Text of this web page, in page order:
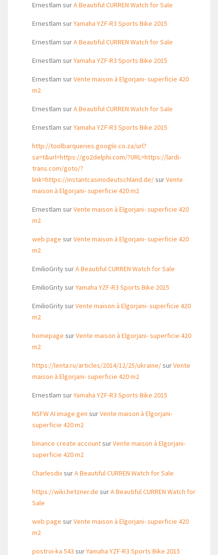
Ernestlam surA Beautiful CURREN Watch for Sale
Ernestlam surYamaha YZF-R3 Sports Bike 2015
Ernestlam surA Beautiful CURREN Watch for Sale
Ernestlam surYamaha YZF-R3 Sports Bike 2015
Ernestlam surVente maison à Elgorjani- superficie 420
m2
Ernestlam surA Beautiful CURREN Watch for Sale
Ernestlam surYamaha YZF-R3 Sports Bike 2015
http://toolbarqueries.google.co.za/url?
sa=t&url=https://go2delphi.com/?URL=https://lardi-
trans.com/goto/?
link=https://instantcasinodeutschland.de/surVente
maison à Elgorjani- superficie 420 m2
Ernestlam surVente maison à Elgorjani- superficie 420
m2
web page surVente maison à Elgorjani- superficie 420
m2
EmilioGritysurA Beautiful CURREN Watch for Sale
EmilioGritysurYamaha YZF-R3 Sports Bike 2015
EmilioGritysurVente maison à Elgorjani- superficie 420
m2
homepage surVente maison à Elgorjani- superficie 420
m2
https://lenta.ru/articles/2014/12/25/ukraine/surVente
maison à Elgorjani- superficie 420 m2
Ernestlam surYamaha YZF-R3 Sports Bike 2015
NSFW AI image gen surVente maison à Elgorjani-
superficie 420 m2
binance create accountsurVente maison à Elgorjani-
superficie 420 m2
CharlesdixsurA Beautiful CURREN Watch for Sale
https://wiki.hetzner.de surA Beautiful CURREN Watch for
Sale
web page surVente maison à Elgorjani- superficie 420
m2
postroi-ka 543 surYamaha YZF-R3 Sports Bike 2015